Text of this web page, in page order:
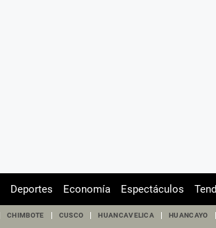
Deportes Economía Espectáculos
CHIMBOTE CUSCO HUANCAVELICA HUANCAYO